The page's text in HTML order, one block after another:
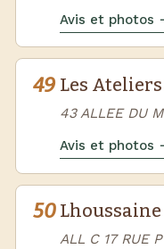
Avis et photos
49 Les
43 ALLEE DU
Avis et photos
50
ALL C 17 RUE